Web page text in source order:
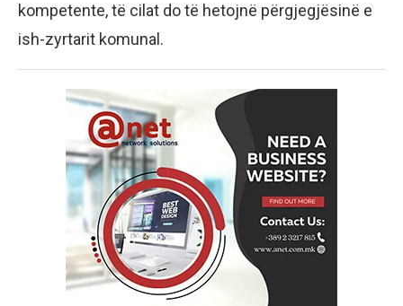
kompetente, të cilat do të hetojnë përgjegjësinë e
ish-zyrtarit komunal.